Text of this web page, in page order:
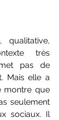
qualitative,
très
pas de
Mais elle a
montre que
seulement
sociaux. Il